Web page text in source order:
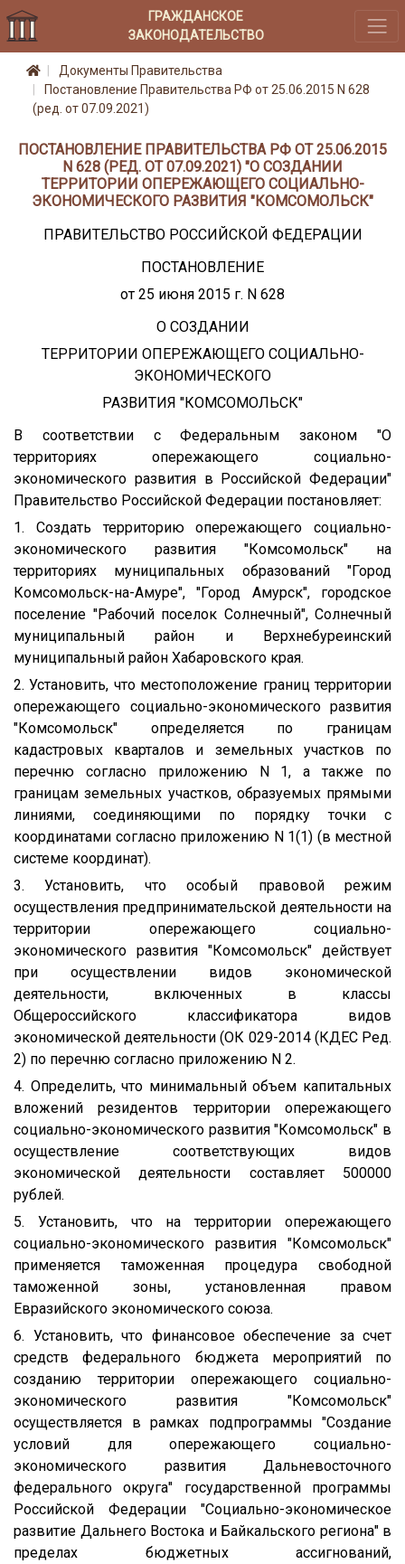
ГРАЖДАНСКОЕ
ЗАКОНОДАТЕЛЬСТВО
Документы Правительства
Постановление Правительства РФ от 25.06.2015 N 628
(ред. от 07.09.2021)
ПОСТАНОВЛЕНИЕ ПРАВИТЕЛЬСТВА РФ ОТ 25.06.2015
N 628 (РЕД. ОТ 07.09.2021) "О СОЗДАНИИ
ТЕРРИТОРИИ ОПЕРЕЖАЮЩЕГО СОЦИАЛЬНО-
ЭКОНОМИЧЕСКОГО РАЗВИТИЯ "КОМСОМОЛЬСК"
ПРАВИТЕЛЬСТВО РОССИЙСКОЙ ФЕДЕРАЦИИ
ПОСТАНОВЛЕНИЕ
от 25 июня 2015 г. N 628
О СОЗДАНИИ
ТЕРРИТОРИИ ОПЕРЕЖАЮЩЕГО СОЦИАЛЬНО-
ЭКОНОМИЧЕСКОГО
РАЗВИТИЯ "КОМСОМОЛЬСК"
В соответствии с Федеральным законом "О
территориях опережающего социально-
экономического развития в Российской Федерации"
Правительство Российской Федерации постановляет:
1. Создать территорию опережающего социально-
экономического развития "Комсомольск" на
территориях муниципальных образований "Город
Комсомольск-на-Амуре", "Город Амурск", городское
поселение "Рабочий поселок Солнечный", Солнечный
муниципальный район и Верхнебуреинский
муниципальный район Хабаровского края.
2. Установить, что местоположение границ территории
опережающего социально-экономического развития
"Комсомольск" определяется по границам
кадастровых кварталов и земельных участков по
перечню согласно приложению N 1, а также по
границам земельных участков, образуемых прямыми
линиями, соединяющими по порядку точки с
координатами согласно приложению N 1(1) (в местной
системе координат).
3. Установить, что особый правовой режим
осуществления предпринимательской деятельности на
территории опережающего социально-
экономического развития "Комсомольск" действует
при осуществлении видов экономической
деятельности, включенных в классы
Общероссийского классификатора видов
экономической деятельности (ОК 029-2014 (КДЕС Ред.
2) по перечню согласно приложению N 2.
4. Определить, что минимальный объем капитальных
вложений резидентов территории опережающего
социально-экономического развития "Комсомольск" в
осуществление соответствующих видов
экономической деятельности составляет 500000
рублей.
5. Установить, что на территории опережающего
социально-экономического развития "Комсомольск"
применяется таможенная процедура свободной
таможенной зоны, установленная правом
Евразийского экономического союза.
6. Установить, что финансовое обеспечение за счет
средств федерального бюджета мероприятий по
созданию территории опережающего социально-
экономического развития "Комсомольск"
осуществляется в рамках подпрограммы "Создание
условий для опережающего социально-
экономического развития Дальневосточного
федерального округа" государственной программы
Российской Федерации "Социально-экономическое
развитие Дальнего Востока и Байкальского региона" в
пределах бюджетных ассигнований,